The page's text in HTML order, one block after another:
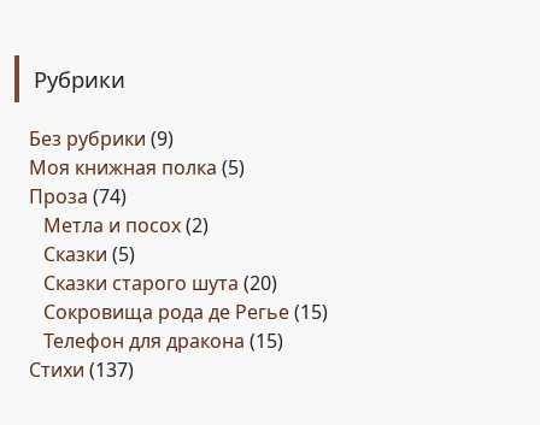
Рубрики
Без рубрики (9)
Моя книжная полка (5)
Проза (74)
Метла и посох(2)
Сказки (5)
Сказки старого шута (20)
Сокровища рода де Регье(15)
Телефон для дракона (15)
Стихи (137)